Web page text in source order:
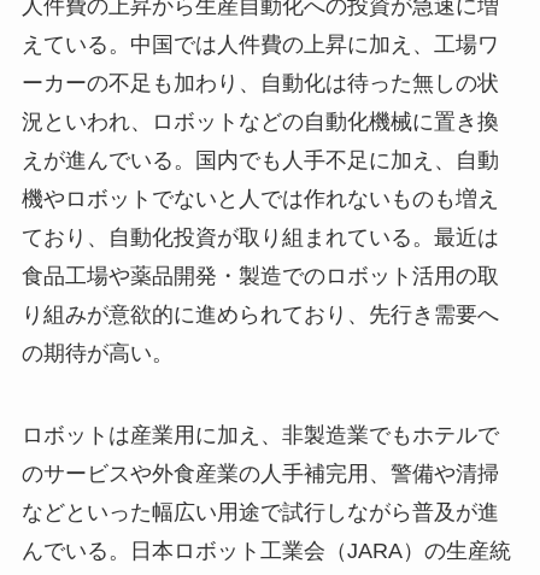
人件費の上昇から生産自動化への投資が急速に増
えている。中国では人件費の上昇に加え、工場ワ
ーカーの不足も加わり、自動化は待った無しの状
況といわれ、ロボットなどの自動化機械に置き換
えが進んでいる。国内でも人手不足に加え、自動
機やロボットでないと人では作れないものも増え
ており、自動化投資が取り組まれている。最近は
食品工場や薬品開発・製造でのロボット活用の取
り組みが意欲的に進められており、先行き需要へ
の期待が高い。
ロボットは産業用に加え、非製造業でもホテルで
のサービスや外食産業の人手補完用、警備や清掃
などといった幅広い用途で試行しながら普及が進
んでいる。日本ロボット工業会（JARA）の生産統